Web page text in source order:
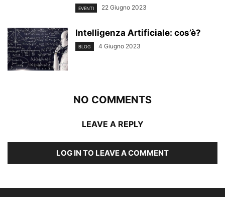
EVENTI 22 Giugno 2023
Intelligenza Artificiale: cos’è?
BLOG 4 Giugno 2023
NO COMMENTS
LEAVE A REPLY
LOG IN TO LEAVE A COMMENT